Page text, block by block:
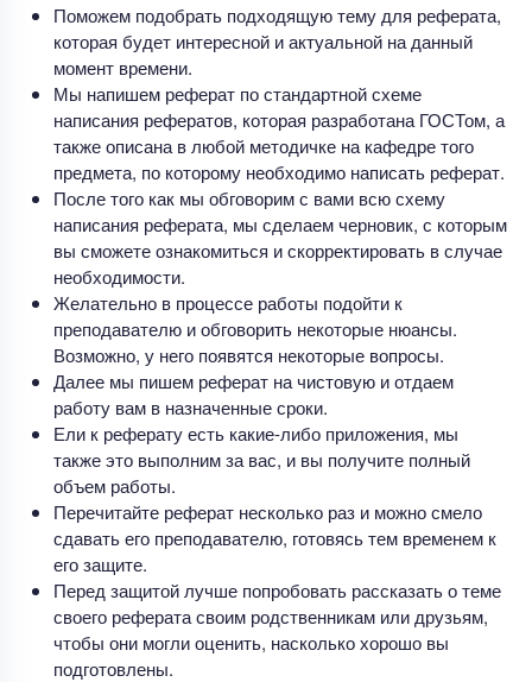
Поможем подобрать подходящую тему для реферата,
которая будет интересной и актуальной на данный
момент времени.
Мы напишем реферат по стандартной схеме
написания рефератов, которая разработана ГОСТом, а
также описана в любой методичке на кафедре того
предмета, по которому необходимо написать реферат.
После того как мы обговорим с вами всю схему
написания реферата, мы сделаем черновик, с которым
вы сможете ознакомиться и скорректировать в случае
необходимости.
Желательно в процессе работы подойти к
преподавателю и обговорить некоторые нюансы.
Возможно, у него появятся некоторые вопросы.
Далее мы пишем реферат на чистовую и отдаем
работу вам в назначенные сроки.
Ели к реферату есть какие-либо приложения, мы
также это выполним за вас, и вы получите полный
объем работы.
Перечитайте реферат несколько раз и можно смело
сдавать его преподавателю, готовясь тем временем к
его защите.
Перед защитой лучше попробовать рассказать о теме
своего реферата своим родственникам или друзьям,
чтобы они могли оценить, насколько хорошо вы
подготовлены.